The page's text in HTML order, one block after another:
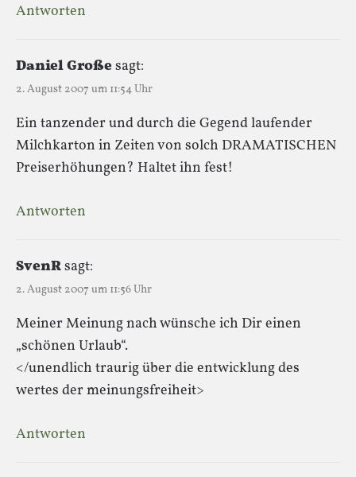
Antworten
Daniel Großesagt:
2. August 2007 um 11:54 Uhr
Ein tanzender und durch die Gegend laufender
Milchkarton in Zeiten von solch DRAMATISCHEN
Preiserhöhungen? Haltet ihn fest!
Antworten
SvenRsagt:
2. August 2007 um 11:56 Uhr
Meiner Meinung nach wünsche ich Dir einen
„schönen Urlaub“.
</unendlich traurig über die entwicklung des
wertes der meinungsfreiheit>
Antworten